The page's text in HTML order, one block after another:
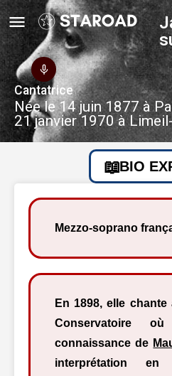
Cantatrice
Née le 14 juin 1877 à
21 janvier 1970 à
BIO
Mezzo-soprano
En 1898, elle
Conservatoire
connaissance de
interprétation